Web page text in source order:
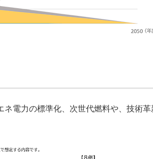
電力の標準化、次世代燃料や、技術